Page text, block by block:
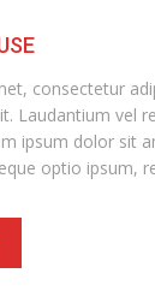
consectetur
Laudantium vel
ipsum dolor sit
optio ipsum,